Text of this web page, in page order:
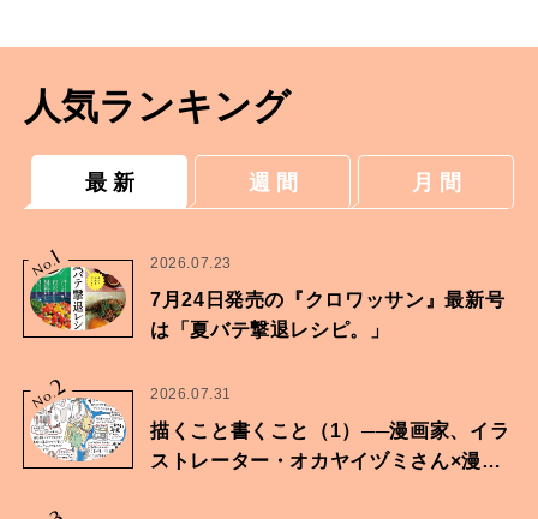
人気ランキング
最 新 週 間 月 間
No.
1 2026.07.23
7月24日発売の『クロワッサン』最新号
は「夏バテ撃退レシピ。」
No.2 2026.07.31
描くこと書くこと（1）──漫画家、イラ
ストレーター・オカヤイヅミさん×漫画